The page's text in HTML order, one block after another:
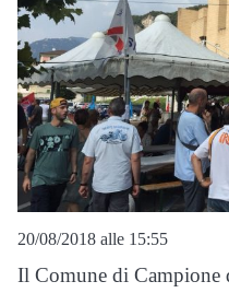
20/08/2018 alle 15:55
Il Comune di Campione